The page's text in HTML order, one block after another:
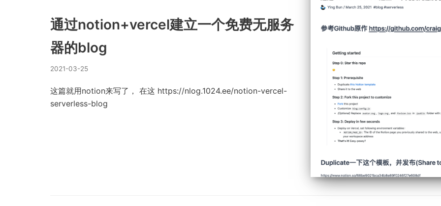
通过notion+vercel建立一个免费无服务
器的blog
2021-03-25
这篇就用notion来写了， 在这 https://nlog.1024.ee/notion-vercel-
serverless-blog